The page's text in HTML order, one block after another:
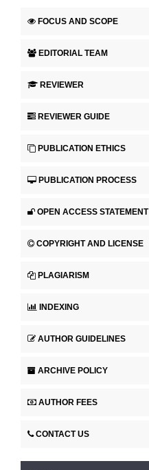
FOCUS AND SCOPE
EDITORIAL TEAM
REVIEWER
REVIEWER GUIDE
PUBLICATION ETHICS
PUBLICATION PROCESS
OPEN ACCESS STATEMENT
COPYRIGHT AND LICENSE
PLAGIARISM
INDEXING
AUTHOR GUIDELINES
ARCHIVE POLICY
AUTHOR FEES
CONTACT US